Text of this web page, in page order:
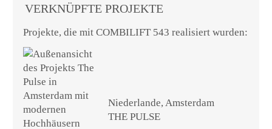
VERKNÜPFTE PROJEKTE
Projekte, die mit COMBILIFT 543 realisiert wurden:
Niederlande, Amsterdam
THE PULSE